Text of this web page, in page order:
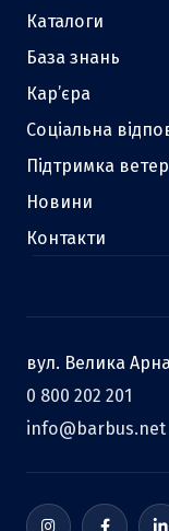
Каталоги
База знань
Кар’єра
Соціальна
Підтримка
Новини
Контакти
вул. Велика
0 800 202 201
info@barbus.net